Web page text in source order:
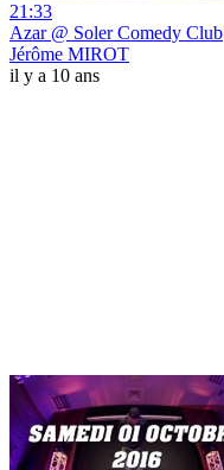
21:33
Azar @ Soler Comedy Club
Jérôme MIROT
il y a 10 ans